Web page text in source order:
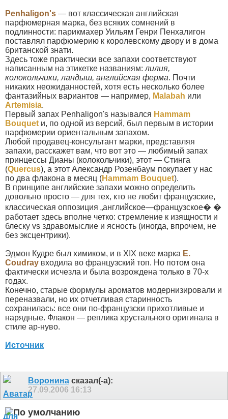
Penhaligon's — вот классическая английская
парфюмерная марка, без всяких сомнений в
подлинности: парикмахер Уильям Генри Пенхалигон
поставлял парфюмерию к королевскому двору и в дома
британской знати.
Здесь тоже практически все запахи соответствуют
написанным на этикетке названиям: лилия,
колокольчики, ландыш, английская ферма. Почти
никаких неожиданностей, хотя есть несколько более
фантазийных вариантов — например, Malabah или
Artemisia.
Первый запах Penhaligon's назывался Hammam
Bouquet и, по одной из версий, был первым в истории
парфюмерии ориентальным запахом.
Любой продавец-консультант марки, представляя
запахи, расскажет вам, что вот это — любимый запах
принцессы Дианы (колокольчики), этот — Стинга
(Quercus), а этот Александр Розенбаум покупает у нас
по два флакона в месяц (Hammam Bouquet).
В принципе английские запахи можно определить
довольно просто — для тех, кто не любит французские,
классическая оппозиция „английское—французское� �
работает здесь вполне четко: стремление к изящности и
блеску vs здравомыслие и ясность (иногда, впрочем, не
без эксцентрики).
Эдмон Кудре был химиком, и в XIX веке марка E.
Coudray входила во французский топ. Но потом она
фактически исчезла и была возрождена только в 70-х
годах.
Конечно, старые формулы ароматов модернизировали и
переназвали, но их отчетливая старинность
сохранилась: все они по-французски прихотливые и
нарядные. Флакон — реплика хрустального оригинала в
стиле ар-нуво.
Источник
Воронина сказал(-а):
27.09.2006 16:13